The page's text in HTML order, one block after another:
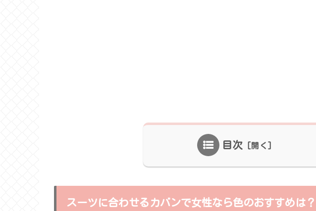
目次
スーツに合わせるカバンで女性なら色のおすすめは？